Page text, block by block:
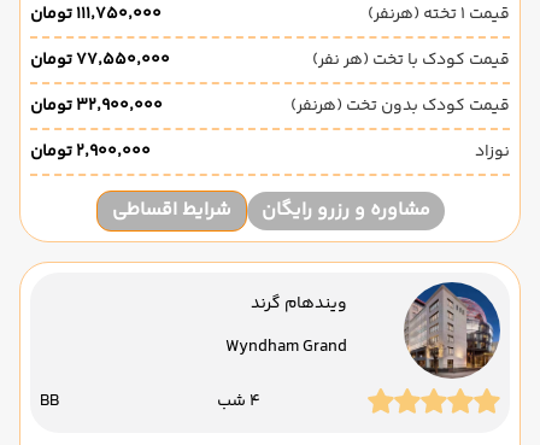
قیمت 1 تخته (هرنفر)
۱۱۱٬۷۵۰٬۰۰۰ تومان
قیمت کودک با تخت (هر نفر)
۷۷٬۵۵۰٬۰۰۰ تومان
قیمت کودک بدون تخت (هرنفر)
۳۲٬۹۰۰٬۰۰۰ تومان
نوزاد
۲٬۹۰۰٬۰۰۰ تومان
مشاوره و رزرو رایگان شرایط اقساطی
ویندهام گرند
Wyndham Grand
4 شب BB